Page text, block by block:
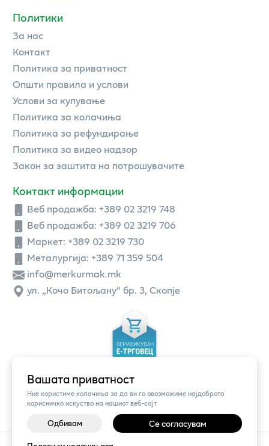
Вашата приватност
Ние користиме колачиња за да ви го овозможиме најдоброто
корисничко искуство на нашиот веб-сајт
Одбивам Се согласувам
Политики
За нас
Контакт
Политика за приватност
Општи правила и услови
Услови за купување
Политика за колачиња
Политика за рефундирање
Политика за видео надзор
Закон за заштита на потрошувачите
Контакт информации
Веб продажба: +389 02 3219 748
Веб продажба: +389 02 3219 706
Маркет: +389 02 3219 730
Металургија: +389 71 359 504
info@merkurmak.mk
ул. „Кочо Битољану“ бр. 3, Скопје